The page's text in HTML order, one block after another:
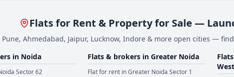
Flats for Rent & Property for Sale —
Ahmedabad, Jaipur, Lucknow, Indore & more open cities —
in Noida
Sector 62
Flats & brokers in Greater Noida
Flat for rent inGreater Noida Sector 1
West